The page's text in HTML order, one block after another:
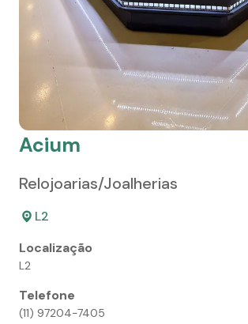
Acium
Relojoarias/Joalherias
L2
Localização
L2
Telefone
(11) 97204-7405